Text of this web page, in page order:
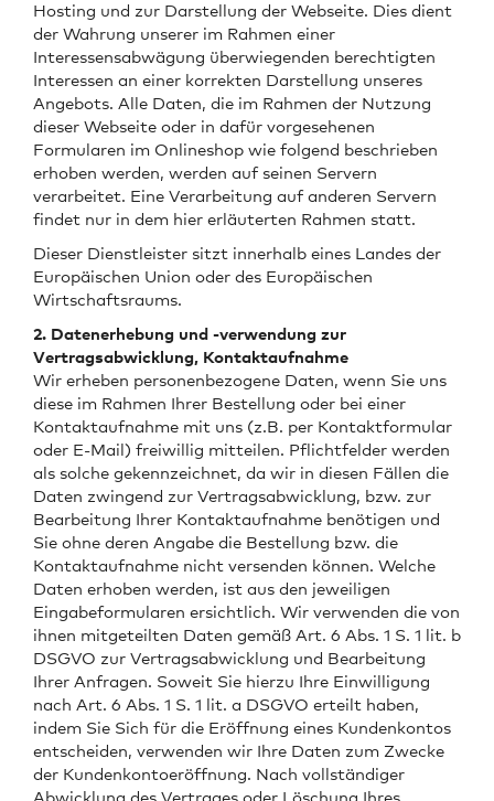
Hosting und zur Darstellung der Webseite. Dies dient
der Wahrung unserer im Rahmen einer
Interessensabwägung überwiegenden berechtigten
Interessen an einer korrekten Darstellung unseres
Angebots. Alle Daten, die im Rahmen der Nutzung
dieser Webseite oder in dafür vorgesehenen
Formularen im Onlineshop wie folgend beschrieben
erhoben werden, werden auf seinen Servern
verarbeitet. Eine Verarbeitung auf anderen Servern
findet nur in dem hier erläuterten Rahmen statt.
Dieser Dienstleister sitzt innerhalb eines Landes der
Europäischen Union oder des Europäischen
Wirtschaftsraums.
2. Datenerhebung und -verwendung zur
Vertragsabwicklung, Kontaktaufnahme
Wir erheben personenbezogene Daten, wenn Sie uns
diese im Rahmen Ihrer Bestellung oder bei einer
Kontaktaufnahme mit uns (z.B. per Kontaktformular
oder E-Mail) freiwillig mitteilen. Pflichtfelder werden
als solche gekennzeichnet, da wir in diesen Fällen die
Daten zwingend zur Vertragsabwicklung, bzw. zur
Bearbeitung Ihrer Kontaktaufnahme benötigen und
Sie ohne deren Angabe die Bestellung bzw. die
Kontaktaufnahme nicht versenden können. Welche
Daten erhoben werden, ist aus den jeweiligen
Eingabeformularen ersichtlich. Wir verwenden die von
ihnen mitgeteilten Daten gemäß Art. 6 Abs. 1 S. 1 lit. b
DSGVO zur Vertragsabwicklung und Bearbeitung
Ihrer Anfragen. Soweit Sie hierzu Ihre Einwilligung
nach Art. 6 Abs. 1 S. 1 lit. a DSGVO erteilt haben,
indem Sie Sich für die Eröffnung eines Kundenkontos
entscheiden, verwenden wir Ihre Daten zum Zwecke
der Kundenkontoeröffnung. Nach vollständiger
Abwicklung des Vertrages oder Löschung Ihres